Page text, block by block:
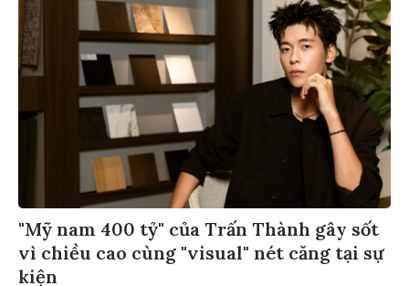
"Mỹ nam 400 tỷ" của Trấn Thành gây sốt
vì chiều cao cùng "visual" nét căng tại sự
kiện